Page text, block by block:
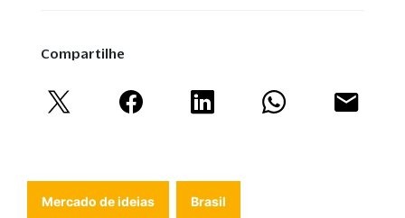
Compartilhe
Mercado de ideias Brasil